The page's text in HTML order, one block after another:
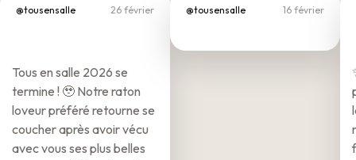
@tousensalle 26 février
Tous en salle 2026 se
termine ! 🥹 Notre raton
loveur préféré retourne se
coucher après avoir vécu
avec vous ses plus belles
@tousensalle 16 février